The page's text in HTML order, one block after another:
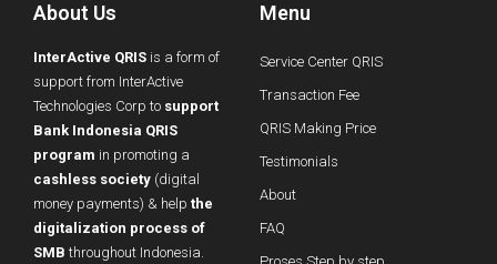
About Us
InterActive QRIS is a form of
support from InterActive
Technologies Corp to support
Bank Indonesia QRIS
program in promoting a
cashless society (digital
money payments) & help the
digitalization process of
SMB throughout Indonesia.
Menu
Service Center QRIS
Transaction Fee
QRIS Making Price
Testimonials
About
FAQ